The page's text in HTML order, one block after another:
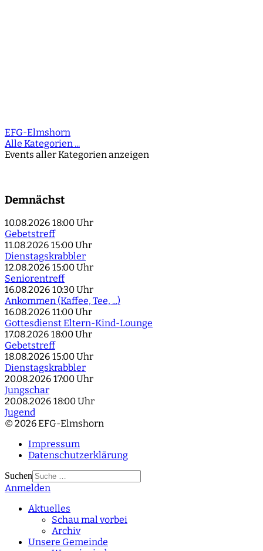
EFG-Elmshorn
Alle Kategorien ...
Events aller Kategorien anzeigen
Demnächst
10.08.2026 18:00 Uhr
Gebetstreff
11.08.2026 15:00 Uhr
Dienstagskrabbler
12.08.2026 15:00 Uhr
Seniorentreff
16.08.2026 10:30 Uhr
Ankommen (Kaffee, Tee, ...)
16.08.2026 11:00 Uhr
Gottesdienst Eltern-Kind-Lounge
17.08.2026 18:00 Uhr
Gebetstreff
18.08.2026 15:00 Uhr
Dienstagskrabbler
20.08.2026 17:00 Uhr
Jungschar
20.08.2026 18:00 Uhr
Jugend
© 2026 EFG-Elmshorn
Impressum
Datenschutzerklärung
Suchen
Type 2 or more
Anmelden
Aktuelles
Schau mal vorbei
Archiv
Unsere Gemeinde